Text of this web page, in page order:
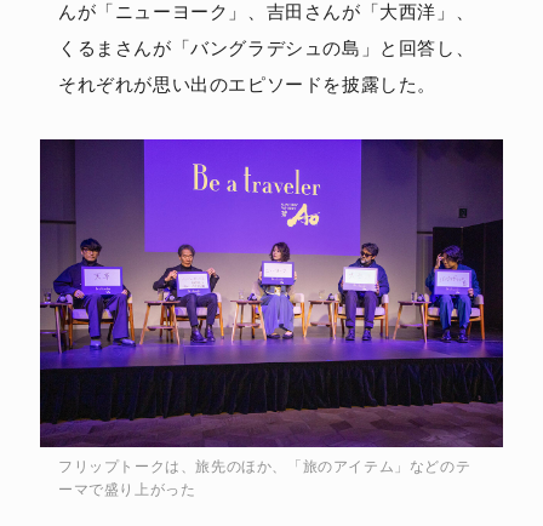
んが「ニューヨーク」、吉田さんが「大西洋」、
くるまさんが「バングラデシュの島」と回答し、
それぞれが思い出のエピソードを披露した。
フリップトークは、旅先のほか、「旅のアイテム」などのテ
ーマで盛り上がった